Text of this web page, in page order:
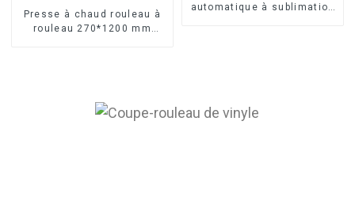
Presse à chaud rouleau à
rouleau 270*1200 mm
automatique à sublimation